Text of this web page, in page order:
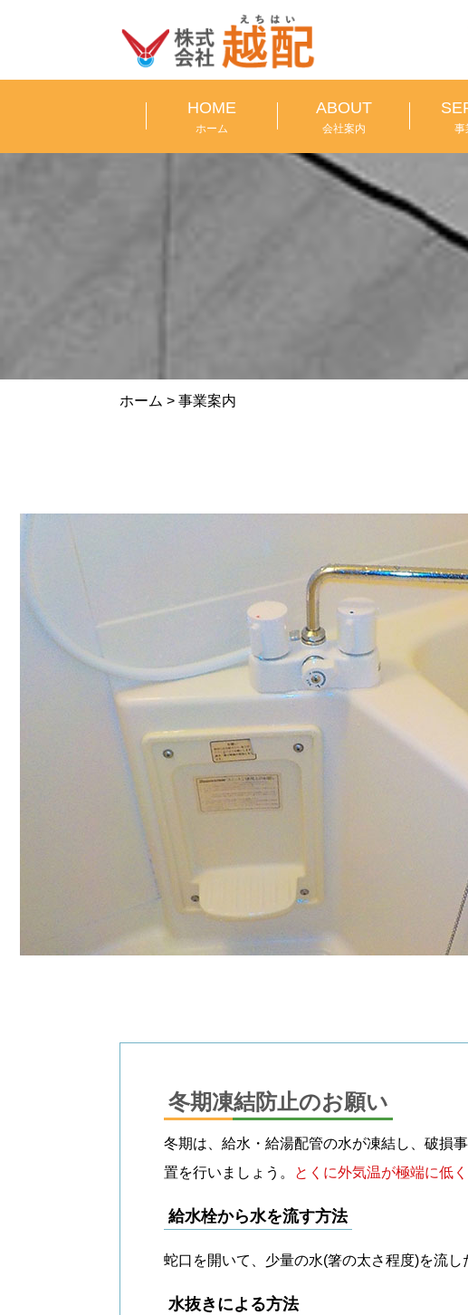
HOME
ホーム
ABOUT
会社案内 事
ホーム > 事業案内
冬期凍結防止のお願い
冬期は、給水・給湯配管の水が凍結し、破損
置を行いましょう。
とくに外気温が極端に低
給水栓から水を流す方法
蛇口を開いて、少量の水(箸の太さ程度)を流し
水抜きによる方法